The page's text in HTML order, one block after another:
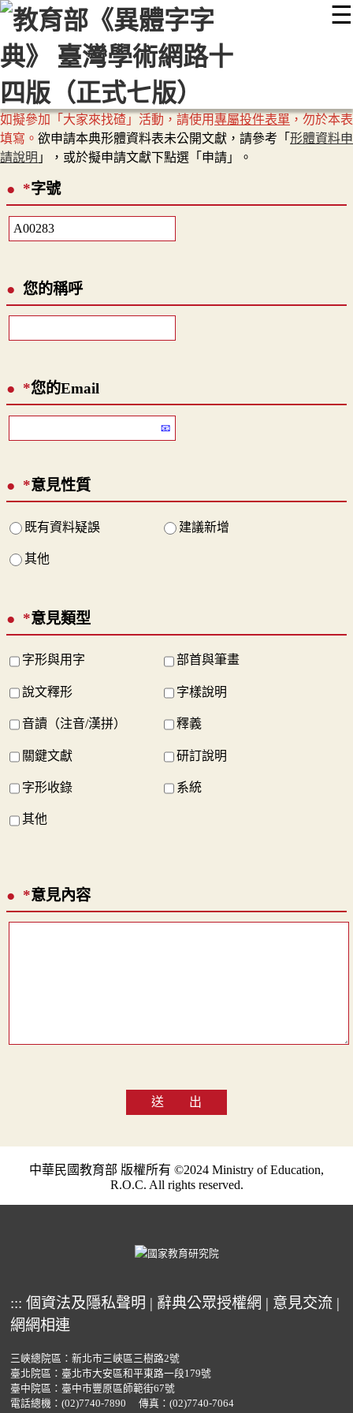
☰
::: 最新消息 常見問題 編輯說明
顯示模式
網站導覽
如擬參加「大家來找碴」活動，請使用專屬投件表單 ，勿於本表
填寫。 欲申請本典形體資料表未公開文獻，請參考「 形體資料申
請說明 」，或於擬申請文獻下點選「申請」。
*字號
您的稱呼
*您的Email
*意見性質
既有資料疑誤 建議新增
其他
*意見類型
字形與用字 部首與筆畫
說文釋形 字樣說明
音讀（注音/漢拼） 釋義
關鍵文獻 研訂說明
字形收錄 系統
其他
*意見內容
送 出
中華民國教育部 版權所有 ©2024 Ministry of Education,
R.O.C. All rights reserved.
::: 個資法及隱私聲明 | 辭典公眾授權網 | 意見交流 |
網網相連
三峽總院區：新北市三峽區三樹路2號
臺北院區：臺北市大安區和平東路一段179號
臺中院區：臺中市豐原區師範街67號
電話總機： (02)7740-7890 傳真：(02)7740-7064